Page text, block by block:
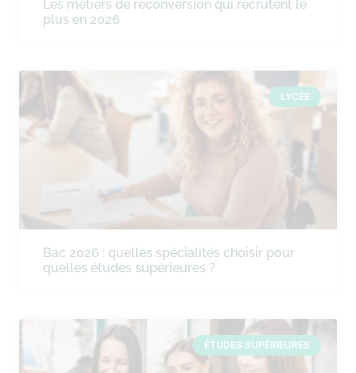
Les métiers de reconversion qui recrutent le
plus en 2026
LYCÉE
Bac 2026 : quelles spécialités choisir pour
quelles études supérieures ?
ÉTUDES SUPÉRIEURES